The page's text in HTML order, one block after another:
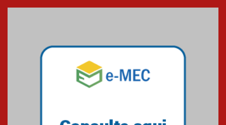
04.08.2026
Mackenzie recepciona os
calouros do segundo semestre